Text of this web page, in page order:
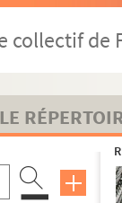
collectif de
LE